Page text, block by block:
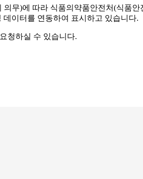
무)에 따라 식품의약품안전처(식품
이터를 연동하여 표시하고 있습니다.
청하실 수 있습니다.